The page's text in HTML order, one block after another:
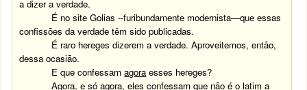
a dizer a verdade.
É no site Golias --furibundamente modernista—que essas
confissões da verdade têm sido publicadas.
É raro hereges dizerem a verdade. Aproveitemos, então,
dessa ocasião.
E que confessamagoraesses hereges?
Agora, e só agora, eles confessam que não é o latim a